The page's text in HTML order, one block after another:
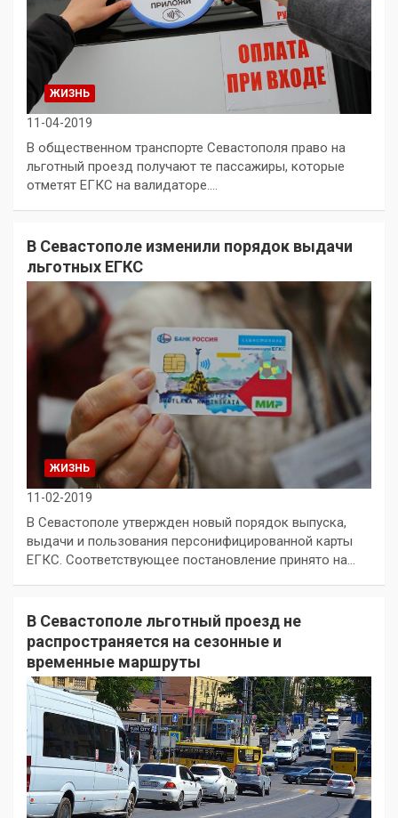
ЖИЗНЬ
11-04-2019
В общественном транспорте Севастополя право на
льготный проезд получают те пассажиры, которые
отметят ЕГКС на валидаторе.…
В Севастополе изменили порядок выдачи
льготных ЕГКС
ЖИЗНЬ
11-02-2019
В Севастополе утвержден новый порядок выпуска,
выдачи и пользования персонифицированной карты
ЕГКС. Соответствующее постановление принято на…
В Севастополе льготный проезд не
распространяется на сезонные и
временные маршруты